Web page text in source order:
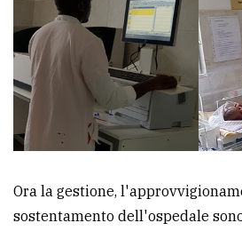
Ora la gestione,
sostentamento dell'ospedale